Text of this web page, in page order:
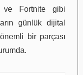
ve Fortnite gibi
günlük dijital
bir parçası